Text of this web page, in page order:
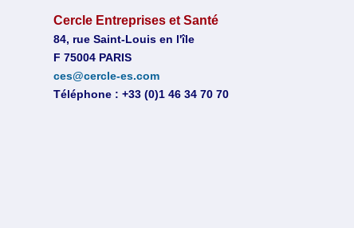
Cercle Entreprises et Santé
84, rue Saint-Louis en l'île
F 75004 PARIS
ces@cercle-es.com
Téléphone : +33 (0)1 46 34 70 70